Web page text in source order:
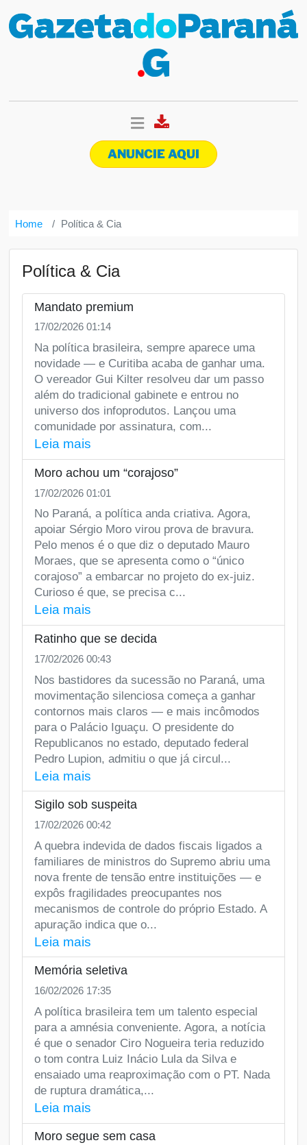
ANUNCIE AQUI
Home Política & Cia
Política & Cia
Mandato premium
17/02/2026 01:14
Na política brasileira, sempre aparece uma
novidade — e Curitiba acaba de ganhar uma.
O vereador Gui Kilter resolveu dar um passo
além do tradicional gabinete e entrou no
universo dos infoprodutos. Lançou uma
comunidade por assinatura, com...
Leia mais
Moro achou um “corajoso”
17/02/2026 01:01
No Paraná, a política anda criativa. Agora,
apoiar Sérgio Moro virou prova de bravura.
Pelo menos é o que diz o deputado Mauro
Moraes, que se apresenta como o “único
corajoso” a embarcar no projeto do ex-juiz.
Curioso é que, se precisa c...
Leia mais
Ratinho que se decida
17/02/2026 00:43
Nos bastidores da sucessão no Paraná, uma
movimentação silenciosa começa a ganhar
contornos mais claros — e mais incômodos
para o Palácio Iguaçu. O presidente do
Republicanos no estado, deputado federal
Pedro Lupion, admitiu o que já circul...
Leia mais
Sigilo sob suspeita
17/02/2026 00:42
A quebra indevida de dados fiscais ligados a
familiares de ministros do Supremo abriu uma
nova frente de tensão entre instituições — e
expôs fragilidades preocupantes nos
mecanismos de controle do próprio Estado. A
apuração indica que o...
Leia mais
Memória seletiva
16/02/2026 17:35
A política brasileira tem um talento especial
para a amnésia conveniente. Agora, a notícia
é que o senador Ciro Nogueira teria reduzido
o tom contra Luiz Inácio Lula da Silva e
ensaiado uma reaproximação com o PT. Nada
de ruptura dramática,...
Leia mais
Moro segue sem casa